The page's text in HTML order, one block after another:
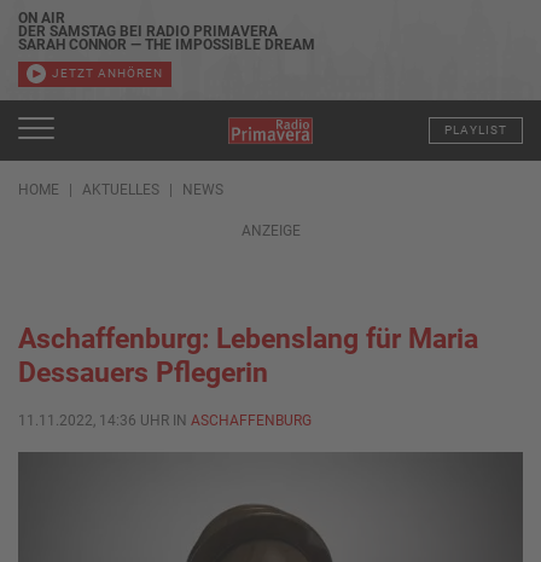
ON AIR
DER SAMSTAG BEI RADIO PRIMAVERA
SARAH CONNOR — THE IMPOSSIBLE DREAM
JETZT ANHÖREN
PLAYLIST
HOME AKTUELLES NEWS
ANZEIGE
Aschaffenburg: Lebenslang für Maria
Dessauers Pflegerin
11.11.2022, 14:36 UHR IN ASCHAFFENBURG